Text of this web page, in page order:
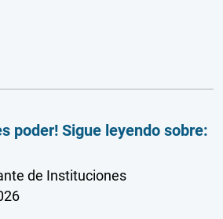
poder! Sigue leyendo sobre:
de Instituciones